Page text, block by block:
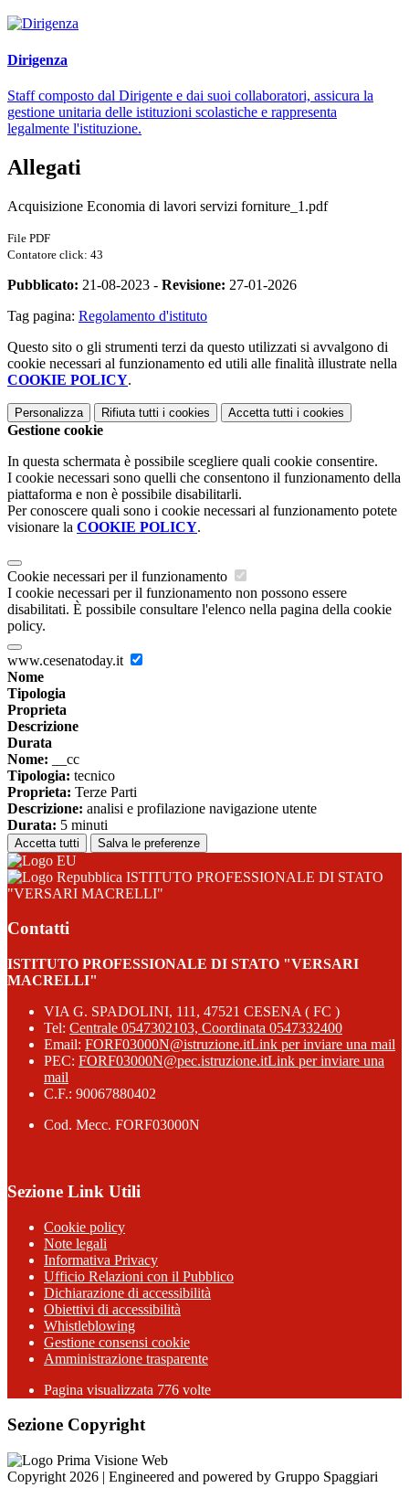
Dirigenza
Staff composto dal Dirigente e dai suoi collaboratori, assicura la
gestione unitaria delle istituzioni scolastiche e rappresenta
legalmente l'istituzione.
Allegati
Acquisizione Economia di lavori servizi forniture_1.pdf
File PDF
Contatore click: 43
Pubblicato: 21-08-2023 - Revisione: 27-01-2026
Tag pagina: Regolamento d'istituto
Questo sito o gli strumenti terzi da questo utilizzati si avvalgono di
cookie necessari al funzionamento ed utili alle finalità illustrate nella
COOKIE POLICY.
Personalizza Rifiuta tutti i cookies Accetta tutti i cookies
Gestione cookie
In questa schermata è possibile scegliere quali cookie consentire.
I cookie necessari sono quelli che consentono il funzionamento della
piattaforma e non è possibile disabilitarli.
Per conoscere quali sono i cookie necessari al funzionamento potete
visionare la COOKIE POLICY.
Cookie necessari per il funzionamento
I cookie necessari per il funzionamento non possono essere
disabilitati. È possibile consultare l'elenco nella pagina della cookie
policy.
www.cesenatoday.it
Nome
Tipologia
Proprieta
Descrizione
Durata
Nome: __cc
Tipologia: tecnico
Proprieta: Terze Parti
Descrizione: analisi e profilazione navigazione utente
Durata: 5 minuti
Accetta tutti Salva le preferenze
ISTITUTO PROFESSIONALE DI STATO
"VERSARI MACRELLI"
Contatti
ISTITUTO PROFESSIONALE DI STATO "VERSARI
MACRELLI"
VIA G. SPADOLINI, 111, 47521 CESENA ( FC )
Tel: Centrale 0547302103, Coordinata 0547332400
Email: FORF03000N@istruzione.itLink per inviare una mail
PEC: FORF03000N@pec.istruzione.itLink per inviare una
mail
C.F.: 90067880402
Cod. Mecc. FORF03000N
Sezione Link Utili
Cookie policy
Note legali
Informativa Privacy
Ufficio Relazioni con il Pubblico
Dichiarazione di accessibilità
Obiettivi di accessibilità
Whistleblowing
Gestione consensi cookie
Amministrazione trasparente
Pagina visualizzata 776 volte
Sezione Copyright
Copyright 2026 | Engineered and powered by Gruppo Spaggiari